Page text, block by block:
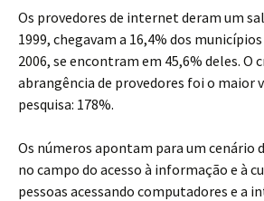
Os provedores de internet deram um
1999, chegavam a 16,4% dos
2006, se encontram em 45,6% deles. O
abrangência de provedores foi o maior
pesquisa: 178%.
Os números apontam para um cenário
no campo do acesso à informação e à
pessoas acessando computadores e a